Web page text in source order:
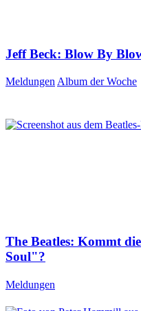
Jeff Beck: Blow By
MeldungenAlbum der Woche
The Beatles: Kommt
Soul"?
Meldungen